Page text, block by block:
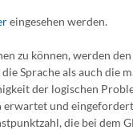
eingesehen werden.
zu können, werden
Sprache als auch die
der logischen
und
die bei dem